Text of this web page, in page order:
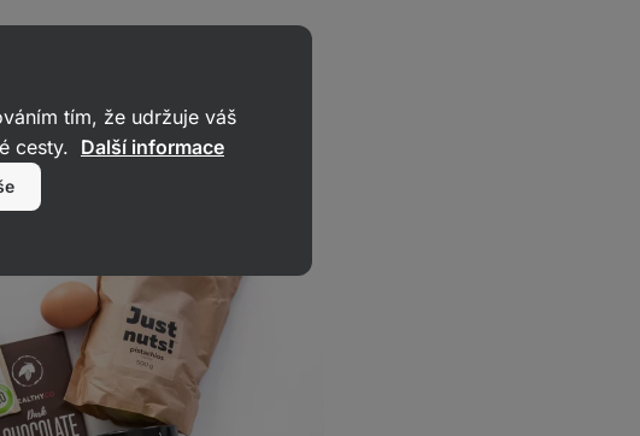
tím, že udržuje váš
cesty. Další informace